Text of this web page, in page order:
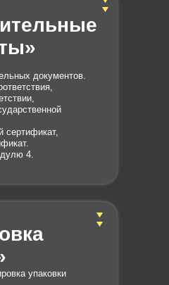
документов.
сертификат,
4.
упаковки